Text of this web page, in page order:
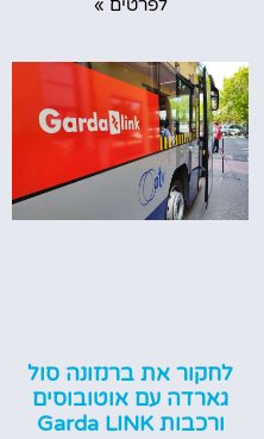
לפרטים »
לחקור את ברנזונה סול
גארדה עם אוטובוסים
ורכבות Garda LINK